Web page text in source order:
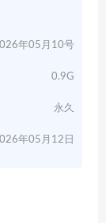
年05月10号
0.9G
永久
年05月12日